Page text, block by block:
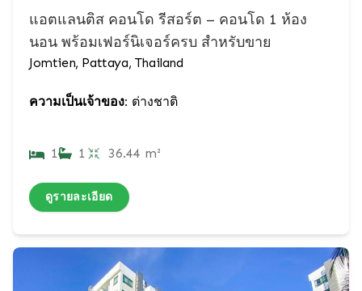
แอตแลนติส คอนโด รีสอร์ต – คอนโด 1 ห้อง
นอน พร้อมเฟอร์นิเจอร์ครบ สำหรับขาย
Jomtien, Pattaya, Thailand
ความเป็นเจ้าของ: ต่างชาติ
1 1 36.44 m²
ดูรายละเอียด